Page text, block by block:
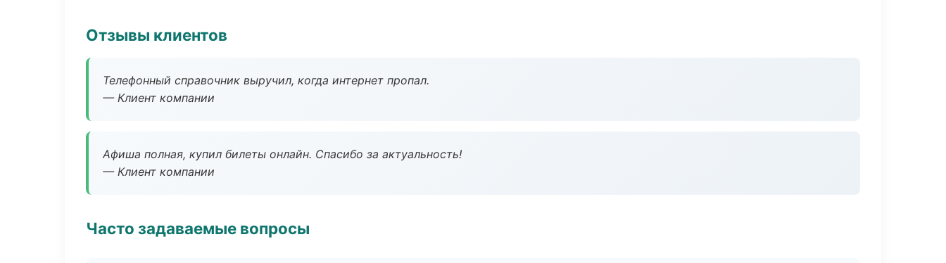
Отзывы клиентов
Телефонный справочник выручил, когда интернет пропал.
— Клиент компании
Афиша полная, купил билеты онлайн. Спасибо за актуальность!
— Клиент компании
Часто задаваемые вопросы